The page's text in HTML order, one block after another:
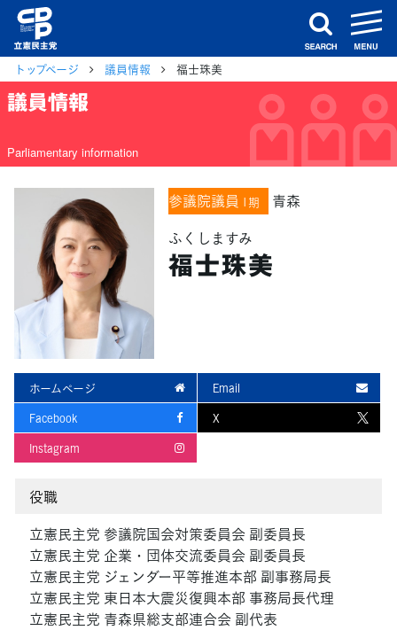
search
トップページ 議員情報 福士珠美
議員情報
Parliamentary information
参議院議員 1期
青森
ふくしますみ
福士珠美
ホームページ
Email
Facebook
X
Instagram
役職
立憲民主党 参議院国会対策委員会 副委員長
立憲民主党 企業・団体交流委員会 副委員長
立憲民主党 ジェンダー平等推進本部 副事務局長
立憲民主党 東日本大震災復興本部 事務局長代理
立憲民主党 青森県総支部連合会 副代表